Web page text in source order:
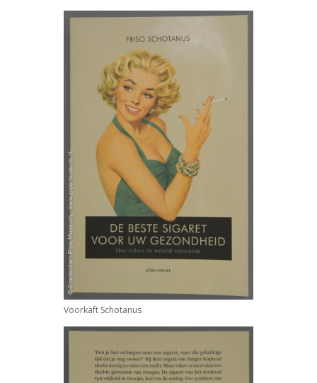
Voorkaft Schotanus